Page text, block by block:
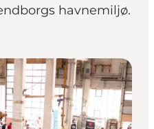
havnemiljø.